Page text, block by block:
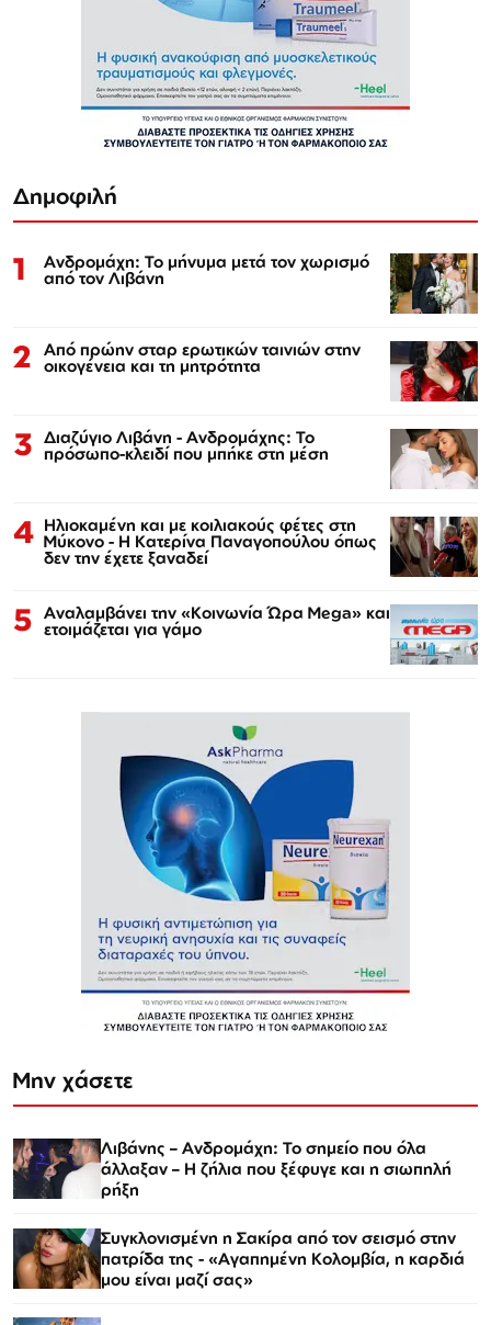
Δημοφιλή
1 Ανδρομάχη: Το μήνυμα μετά τον χωρισμό
από τον Λιβάνη
2 Από πρώην σταρ ερωτικών ταινιών στην
οικογένεια και τη μητρότητα
3 Διαζύγιο Λιβάνη - Ανδρομάχης: Το
πρόσωπο-κλειδί που μπήκε στη μέση
4 Ηλιοκαμένη και με κοιλιακούς φέτες στη
Μύκονο - Η Κατερίνα Παναγοπούλου όπως
δεν την έχετε ξαναδεί
5 Αναλαμβάνει την «Κοινωνία Ώρα Mega» και
ετοιμάζεται για γάμο
Μην χάσετε
Λιβάνης – Ανδρομάχη: Το σημείο που όλα
άλλαξαν – Η ζήλια που ξέφυγε και η σιωπηλή
ρήξη
Συγκλονισμένη η Σακίρα από τον σεισμό στην
πατρίδα της - «Αγαπημένη Κολομβία, η καρδιά
μου είναι μαζί σας»